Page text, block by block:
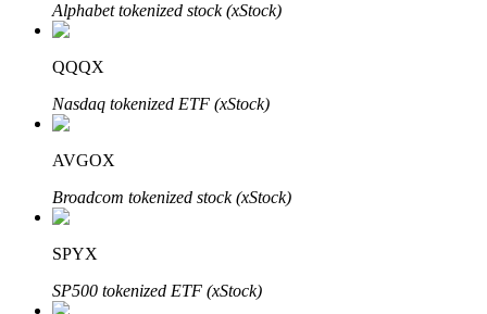
เรียนรู้เกี่ยวกับการสร้างรายได้แบบพาสซีฟ
Bitrue
พันธมิตร Bitrue
Alphabet tokenized stock (xStock)
QQQX
Nasdaq tokenized ETF (xStock)
AVGOX
Broadcom tokenized stock (xStock)
SPYX
SP500 tokenized ETF (xStock)